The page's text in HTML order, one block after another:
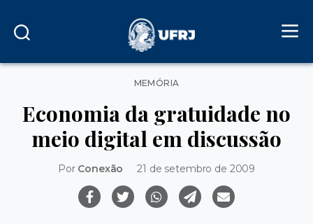
Categorias
MEMÓRIA
Economia da gratuidade no
meio digital em discussão
Por Conexão 21 de setembro de 2009